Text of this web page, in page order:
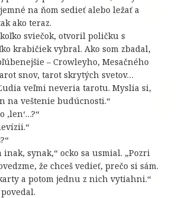
na ňom sedieť alebo ležať a
ako teraz.
sviečok, otvoril poličku s
krabičiek vybral. Ako som zbadal,
– Crowleyho, Mesačného
snov, tarot skrytých svetov…
veľmi neveria tarotu. Myslia si,
na veštenie budúcnosti.“
‚len‘…?“
inak, synak,“ ocko sa usmial. „Pozri
že chceš vedieť, prečo si sám.
a potom jednu z nich vytiahni.“